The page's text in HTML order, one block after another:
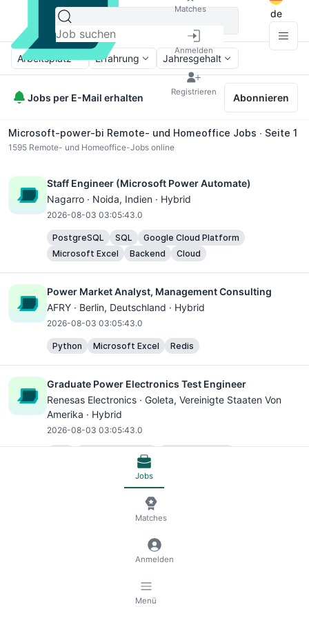
Matches
Anmelden
Registrieren
de
Arbeitsplatz Erfahrung Jahresgehalt
Jobs per E-Mail erhalten Abonnieren
Microsoft-power-bi Remote- und Homeoffice Jobs ∙ Seite 1
1595 Remote- und Homeoffice-Jobs online
Staff Engineer (Microsoft Power Automate)
Nagarro · Noida, Indien · Hybrid
2026-08-03 03:05:43.0
PostgreSQL SQL
Google Cloud Platform
Microsoft Excel
Backend Cloud
Power Market Analyst, Management Consulting
AFRY · Berlin, Deutschland · Hybrid
2026-08-03 03:05:43.0
Python Microsoft Excel Redis
Graduate Power Electronics Test Engineer
Renesas Electronics · Goleta, Vereinigte Staaten Von
Amerika · Hybrid
2026-08-03 03:05:43.0
Microsoft Office
Power Bi con inglés muy alto -cliente internacional
, Spanien · Remote
DevOps Automation Tools
Jobs
Matches
Anmelden
Menü